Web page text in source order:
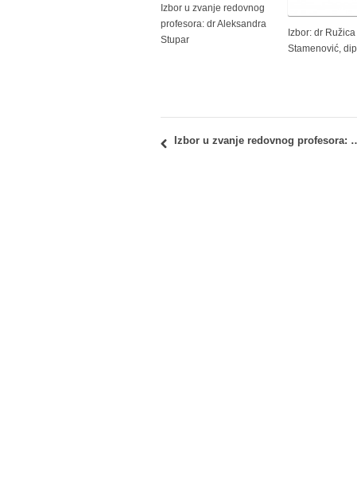
Izbor u zvanje redovnog
profesora: dr Aleksandra
Stupar
Izbor: dr
Stamenović,
Izbor u zvanje redovnog